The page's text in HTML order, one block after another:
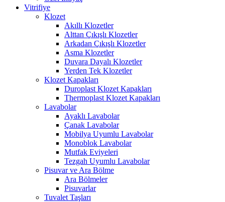
Vitrifiye
Klozet
Akıllı Klozetler
Alttan Çıkışlı Klozetler
Arkadan Çıkışlı Klozetler
Asma Klozetler
Duvara Dayalı Klozetler
Yerden Tek Klozetler
Klozet Kapakları
Duroplast Klozet Kapakları
Thermoplast Klozet Kapakları
Lavabolar
Ayaklı Lavabolar
Çanak Lavabolar
Mobilya Uyumlu Lavabolar
Monoblok Lavabolar
Mutfak Eviyeleri
Tezgah Uyumlu Lavabolar
Pisuvar ve Ara Bölme
Ara Bölmeler
Pisuvarlar
Tuvalet Taşları